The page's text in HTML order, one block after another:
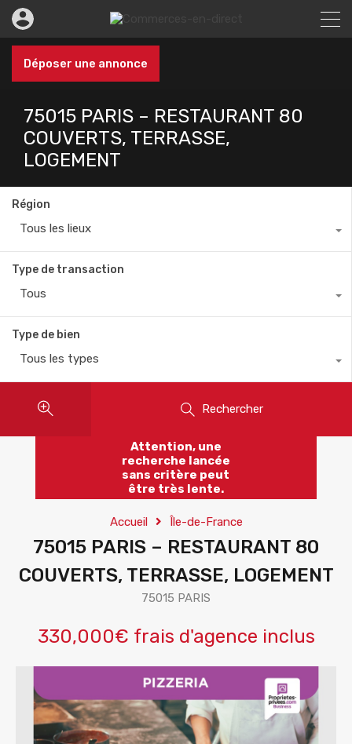
Déposer une annonce
75015 PARIS – RESTAURANT 80
COUVERTS, TERRASSE,
LOGEMENT
Région
Tous les lieux
Type de transaction
Tous
Type de bien
Tous les types
Rechercher
Attention, une
recherche lancée
sans critère peut
être très lente.
Accueil Île-de-France
75015 PARIS – RESTAURANT 80
COUVERTS, TERRASSE, LOGEMENT
75015 PARIS
330,000€ frais d'agence inclus